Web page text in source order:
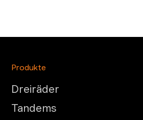
Produkte
Dreiräder
Tandems